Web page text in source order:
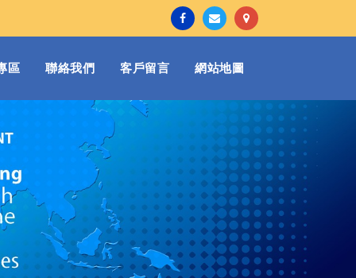
區 聯絡我們 客戶留言 網站地圖